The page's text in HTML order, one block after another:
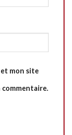
mon site
commentaire.